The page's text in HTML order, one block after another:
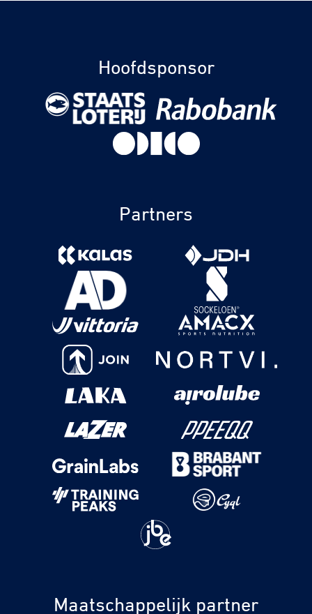
Hoofdsponsor
Partners
Maatschappelijk partner